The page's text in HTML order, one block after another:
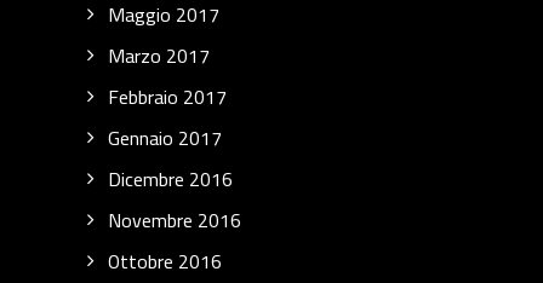
Maggio 2017
Marzo 2017
Febbraio 2017
Gennaio 2017
Dicembre 2016
Novembre 2016
Ottobre 2016